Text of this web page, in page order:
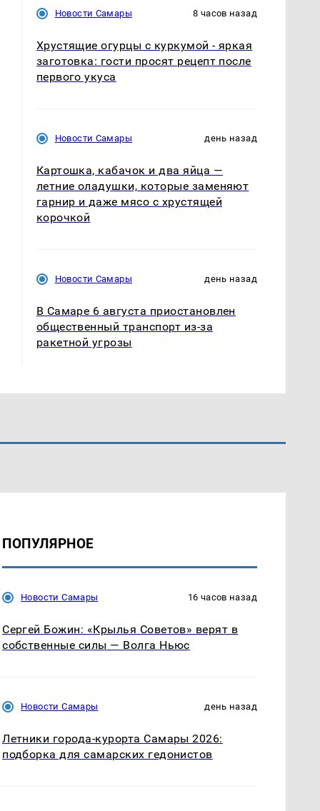
Новости Самары 8 часов назад
Хрустящие огурцы с куркумой - яркая
заготовка: гости просят рецепт после
первого укуса
Новости Самары день назад
Картошка, кабачок и два яйца —
летние оладушки, которые заменяют
гарнир и даже мясо с хрустящей
корочкой
Новости Самары день назад
В Самаре 6 августа приостановлен
общественный транспорт из-за
ракетной угрозы
ПОПУЛЯРНОЕ
Новости Самары 16 часов назад
Сергей Божин: «Крылья Советов» верят в
собственные силы — Волга Ньюс
Новости Самары день назад
Летники города-курорта Самары 2026:
подборка для самарских гедонистов